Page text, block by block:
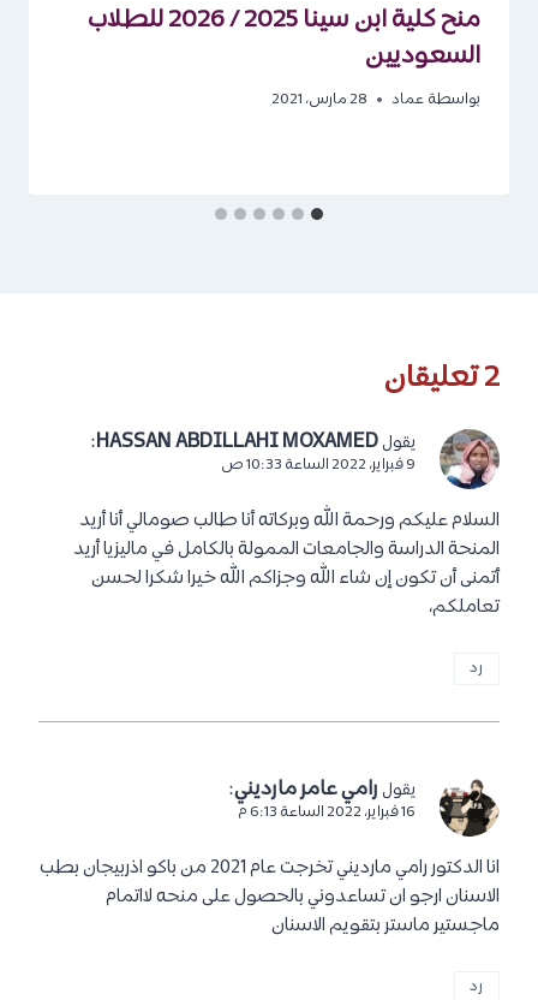
منح كلية ابن سينا 2025 / 2026 للطلاب
السعوديين
بواسطة عماد 28 مارس، 2021
2 تعليقان
يقول HASSAN ABDILLAHI MOXAMED
:
9 فبراير، 2022 الساعة 10:33 ص
السلام عليكم ورحمة الله وبركاته أنا طالب صومالي أنا أريد
المنحة الدراسة والجامعات الممولة بالكامل في ماليزيا أريد
أتمنى أن تكون إن شاء الله وجزاكم الله خيرا شكرا لحسن
تعاملكم،
رد
يقول رامي عامر مارديني:
16 فبراير، 2022 الساعة 6:13 م
انا الدكتور رامي مارديني تخرجت عام 2021 من باكو اذربيجان بطب
الاسنان ارجو ان تساعدوني بالحصول على منحه لااتمام
ماجستير ماستر بتقويم الاسنان
رد